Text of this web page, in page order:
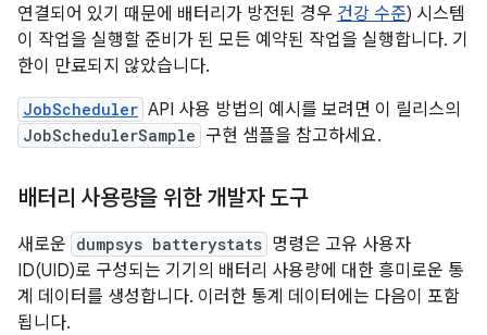
연결되어 있기 때문에 배터리가 방전된 경우 건강 수준) 시스템
이 작업을 실행할 준비가 된 모든 예약된 작업을 실행합니다. 기
한이 만료되지 않았습니다.
JobScheduler API 사용 방법의 예시를 보려면 이 릴리스의
JobSchedulerSample 구현 샘플을 참고하세요.
배터리 사용량을 위한 개발자 도구
새로운 dumpsys batterystats 명령은 고유 사용자
ID(UID)로 구성되는 기기의 배터리 사용량에 대한 흥미로운 통
계 데이터를 생성합니다. 이러한 통계 데이터에는 다음이 포함
됩니다.